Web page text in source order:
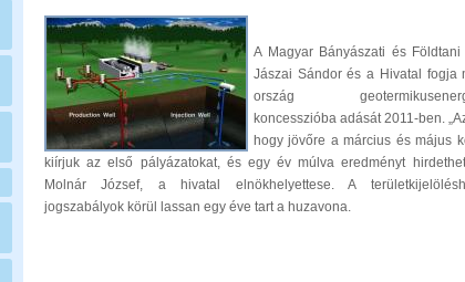
A Magyar Bányászati és
Jászai Sándor és a Hivatal fogja
ország
koncesszióba adását 2011-ben.
hogy jövőre a március és május
kiírjuk az első pályázatokat, és egy év múlva eredményt
Molnár József, a hivatal elnökhelyettese. A
jogszabályok körül lassan egy éve tart a huzavona.